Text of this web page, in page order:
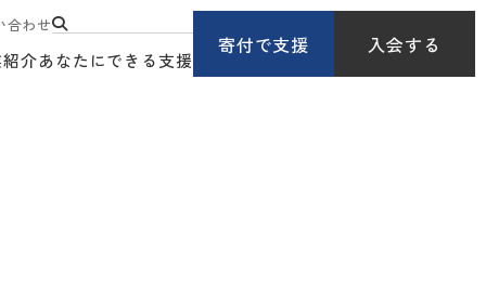
合わせ
介あなたにできる支援
寄付で支援 入会する